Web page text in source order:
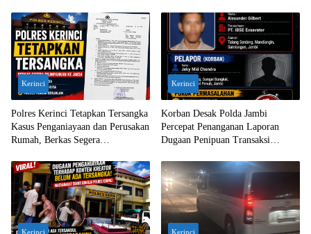
Kerinci
Polres Kerinci Tetapkan Tersangka
Kasus Penganiayaan dan Perusakan
Rumah, Berkas Segera
Kerinci
Korban Desak Polda Jambi
Percepat Penanganan Laporan
Dugaan Penipuan Transaksi
Kerinci Kerinci